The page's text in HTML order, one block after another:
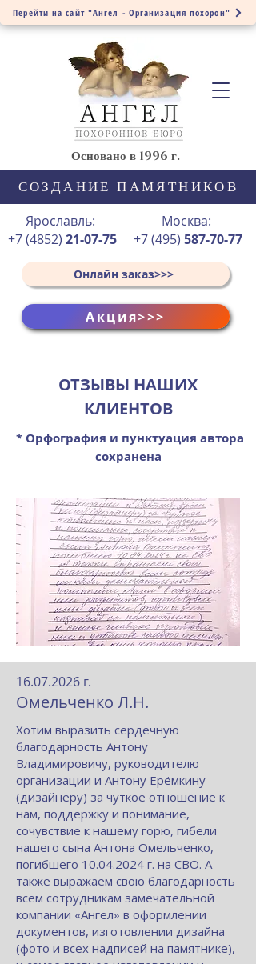
Ярославль:
+7 (4852) 21-07-75
Москва:
+7 (495) 587-70-77
Онлайн заказ>>>
СОЗДАНИЕ ПАМЯТНИКОВ
Основано в 1996 г.
Акция>>>
Перейти на сайт "Ангел - Организация похорон"
ОТЗЫВЫ НАШИХ
КЛИЕНТОВ
* Орфография и пунктуация автора
сохранена
16.07.2026 г.
Омельченко Л.Н.
Хотим выразить сердечную
благодарность Антону
Владимировичу, руководителю
организации и Антону Ерёмкину
(дизайнеру) за чуткое отношение к
нам, поддержку и понимание,
сочувствие к нашему горю, гибели
нашего сына Антона Омельченко,
погибшего 10.04.2024 г. на СВО. А
также выражаем свою благодарность
всем сотрудникам замечательной
компании «Ангел» в оформлении
документов, изготовлении дизайна
(фото и всех надписей на памятнике),